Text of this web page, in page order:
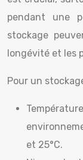
pendant une
stockage
longévité et les
Pour un
et 25°C.